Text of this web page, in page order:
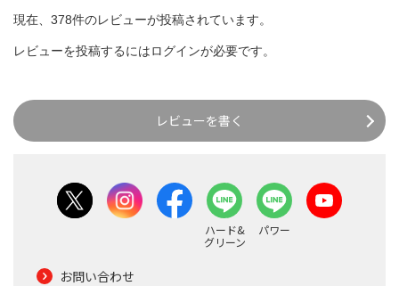
現在、378件のレビューが投稿されています。
レビューを投稿するにはログインが必要です。
レビューを書く
ハード&
グリーン
パワー
お問い合わせ